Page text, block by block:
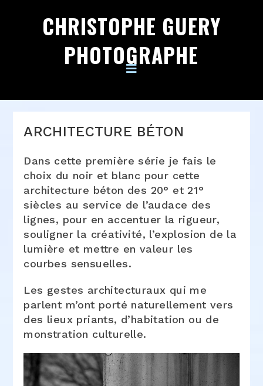
CHRISTOPHE GUERY
PHOTOGRAPHE
ARCHITECTURE BÉTON
Dans cette première série je fais le
choix du noir et blanc pour cette
architecture béton des 20° et 21°
siècles au service de l’audace des
lignes, pour en accentuer la rigueur,
souligner la créativité, l’explosion de la
lumière et mettre en valeur les
courbes sensuelles.
Les gestes architecturaux qui me
parlent m’ont porté naturellement vers
des lieux priants, d’habitation ou de
monstration culturelle.